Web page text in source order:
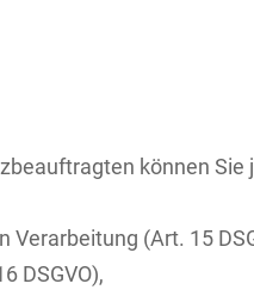
können Sie
(Art. 15
DSGVO),